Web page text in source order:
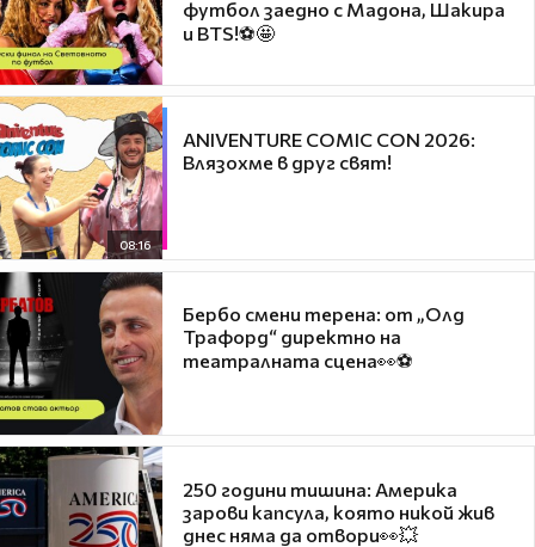
футбол заедно с Мадона, Шакира
и BTS!⚽🤩
08:16
ANIVENTURE COMIC CON 2026:
Влязохме в друг свят!
Бербо смени терена: от „Олд
Трафорд“ директно на
театралната сцена👀⚽
250 години тишина: Америка
зарови капсула, която никой жив
днес няма да отвори👀💥